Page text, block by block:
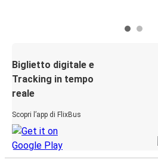
Biglietto digitale e
Tracking in tempo
reale
Scopri l’app di FlixBus